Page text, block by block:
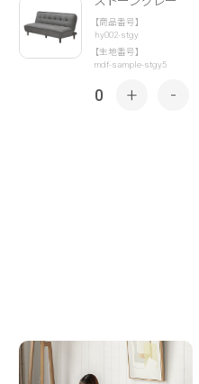
【商品番号】
hy002-stgy
【生地番号】
mdf-sample-stgy5
0 + -